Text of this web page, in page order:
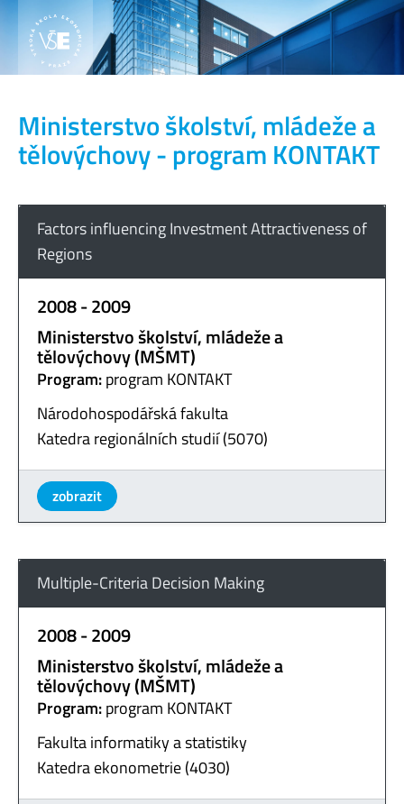
Ministerstvo školství, mládeže a
tělovýchovy - program KONTAKT
Factors influencing Investment Attractiveness of
Regions
2008 - 2009
Ministerstvo školství, mládeže a
tělovýchovy (MŠMT)
Program:program KONTAKT
Národohospodářská fakulta
Katedra regionálních studií (5070)
zobrazit
Multiple-Criteria Decision Making
2008 - 2009
Ministerstvo školství, mládeže a
tělovýchovy (MŠMT)
Program:program KONTAKT
Fakulta informatiky a statistiky
Katedra ekonometrie (4030)